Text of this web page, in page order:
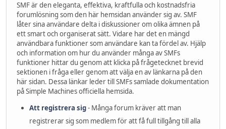
SMF är den eleganta, effektiva, kraftfulla och kostnadsfria
forumlösning som den här hemsidan använder sig av. SMF
låter sina användare delta i diskussioner om olika ämnen på
ett smart och organiserat sätt. Vidare har det en mängd
användbara funktioner som användare kan ta fördel av. Hjälp
och information om hur du använder många av SMFs
funktioner hittar du genom att klicka på frågetecknet brevid
sektionen i fråga eller genom att välja en av länkarna på den
här sidan. Dessa länkar leder till SMFs samlade dokumentation
på Simple Machines officiella hemsida.
Att registrera sig- Många forum kräver att man
registrerar sig som medlem för att få full tillgång till alla